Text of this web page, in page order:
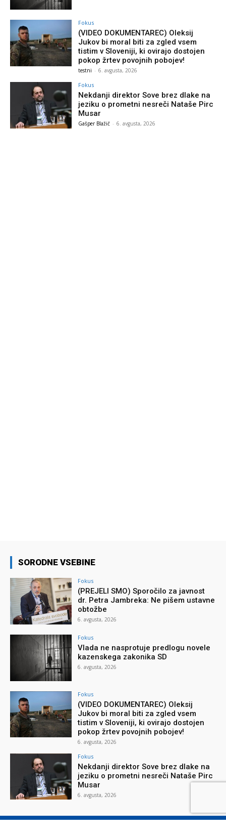
Fokus
(VIDEO DOKUMENTAREC) Oleksij
Jukov bi moral biti za zgled vsem
tistim v Sloveniji, ki ovirajo dostojen
pokop žrtev povojnih pobojev!
testni - 6. avgusta, 2026
Fokus
Nekdanji direktor Sove brez dlake na
jeziku o prometni nesreči Nataše Pirc
Musar
Gašper Blažič - 6. avgusta, 2026
SORODNE VSEBINE
Fokus
(PREJELI SMO) Sporočilo za javnost
dr. Petra Jambreka: Ne pišem ustavne
obtožbe
6. avgusta, 2026
Fokus
Vlada ne nasprotuje predlogu novele
kazenskega zakonika SD
6. avgusta, 2026
Fokus
(VIDEO DOKUMENTAREC) Oleksij
Jukov bi moral biti za zgled vsem
tistim v Sloveniji, ki ovirajo dostojen
pokop žrtev povojnih pobojev!
6. avgusta, 2026
Fokus
Nekdanji direktor Sove brez dlake na
jeziku o prometni nesreči Nataše Pirc
Musar
6. avgusta, 2026